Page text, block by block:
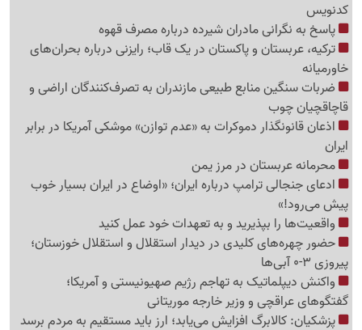
کدنویس
پاسخ به نگرانی مادران شیرده درباره مصرف قهوه
ترکیه، عربستان و پاکستان در یک قاب؛ رایزنی درباره بحران‌های
خاورمیانه
ضربات سنگین منابع طبیعی مازندران به تصرف‌کنندگان اراضی و
قاچاقچیان چوب
اذعان قانونگذار دموکرات به «عدم توازن» موشکی آمریکا در برابر
ایران
محرمانه عربستان در مرز یمن
ادعای جنجالی ترامپ درباره ایران؛ «اوضاع در ایران بسیار خوب
پیش می‌رود!»
واقعیت‌ها را بپذیرید و به تعهدات خود عمل کنید
حضور چهره‌های کلیدی در دیدار استقلال و استقلال خوزستان؛
پیروزی 3-0 آبی‌ها
واکنش دیپلماتیک به تهاجم رژیم صهیونیستی و آمریکا؛
گفتگوهای عراقچی و وزیر خارجه موریتانی
پزشکیان: کالابرگ افزایش می‌یابد؛ ارز باید مستقیم به مردم برسد